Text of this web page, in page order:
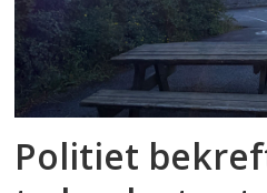
Politiet